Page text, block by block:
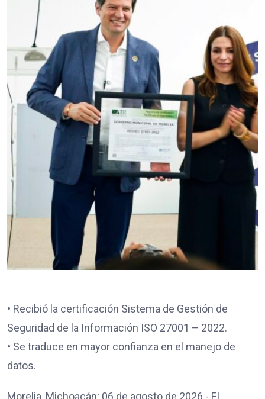
• Recibió la certificación Sistema de Gestión de
Seguridad de la Información ISO 27001 – 2022.
• Se traduce en mayor confianza en el manejo de
datos.
Morelia, Michoacán; 06 de agosto de 2026.- El